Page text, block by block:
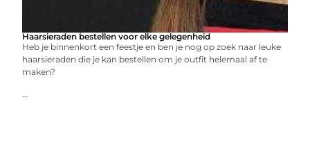
Haarsieraden bestellen voor elke gelegenheid
Heb je binnenkort een feestje en ben je nog op zoek naar leuke
haarsieraden die je kan bestellen om je outfit helemaal af te
maken?
...